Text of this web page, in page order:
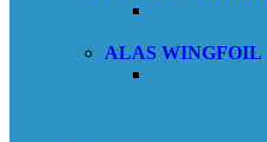
ALAS WINGFOIL